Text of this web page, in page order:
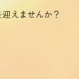
えませんか？